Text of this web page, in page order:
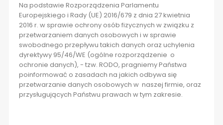
Na podstawie Rozporządzenia Parlamentu
Europejskiego i Rady (UE) 2016/679 z dnia 27 kwietnia
2016 r. w sprawie ochrony osób fizycznych w związku z
przetwarzaniem danych osobowych i w sprawie
swobodnego przepływu takich danych oraz uchylenia
dyrektywy 95/46/WE (ogólne rozporządzenie o
ochronie danych), - tzw. RODO, pragniemy Państwa
poinformować o zasadach na jakich odbywa się
przetwarzanie danych osobowych w naszej firmie, oraz
przysługujących Państwu prawach w tym zakresie.